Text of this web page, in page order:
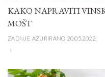
KAKO NAPRAVITI
MOŠT
ZADNJE AŽURIRANO 20.05.2022.